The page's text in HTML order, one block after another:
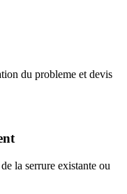
du probleme et devis
la serrure existante ou